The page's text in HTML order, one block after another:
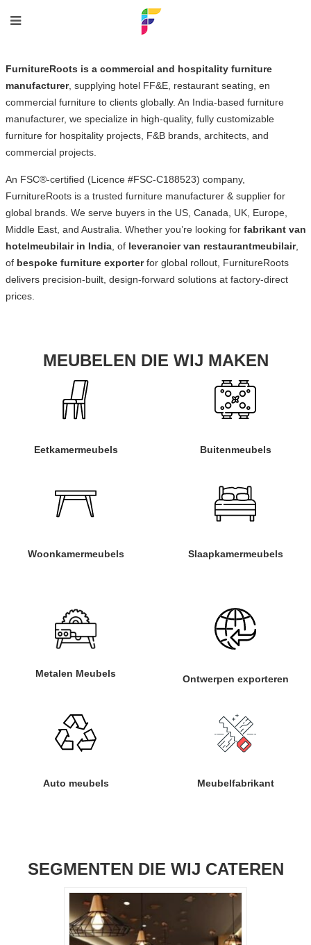
FurnitureRoots is a commercial and hospitality furniture
manufacturer, supplying hotel FF&E, restaurant seating , en
commercial furnitureto clients globally. An India-based furniture
manufacturer, we specialize in high-quality, fully customizable
furniture for hospitality projects, F&B brands, architects, and
commercial projects.
An FSC®-certified (Licence #FSC-C188523) company,
FurnitureRoots is a trusted furniture manufacturer & supplier for
global brands. We serve buyers in the US, Canada, UK, Europe,
Middle East, and Australia. Whether you’re looking for fabrikant van
hotelmeubilair in India, of leverancier van restaurantmeubilair,
of bespoke furniture exporterfor global rollout, FurnitureRoots
delivers precision-built, design-forward solutions at factory-direct
prices.
MEUBELEN DIE WIJ MAKEN
Eetkamermeubels
Woonkamermeubels
Buitenmeubels
Slaapkamermeubels
Metalen Meubels
Auto meubels
Ontwerpen exporteren
Meubelfabrikant
SEGMENTEN DIE WIJ CATEREN